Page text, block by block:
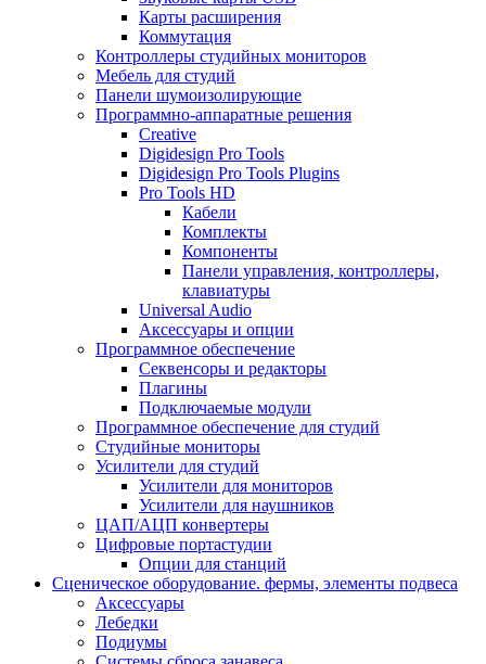
Карты расширения
Коммутация
Контроллеры студийных мониторов
Мебель для студий
Панели шумоизолирующие
Программно-аппаратные решения
Creative
Digidesign Pro Tools
Digidesign Pro Tools Plugins
Pro Tools HD
Кабели
Комплекты
Компоненты
Панели управления, контроллеры,
клавиатуры
Universal Audio
Аксессуары и опции
Программное обеспечение
Cеквенсоры и редакторы
Плагины
Подключаемые модули
Программное обеспечение для студий
Студийные мониторы
Усилители для студий
Усилители для мониторов
Усилители для наушников
ЦАП/АЦП конвертеры
Цифровые портастудии
Опции для станций
Сценическое оборудование. фермы, элементы подвеса
Аксессуары
Лебедки
Подиумы